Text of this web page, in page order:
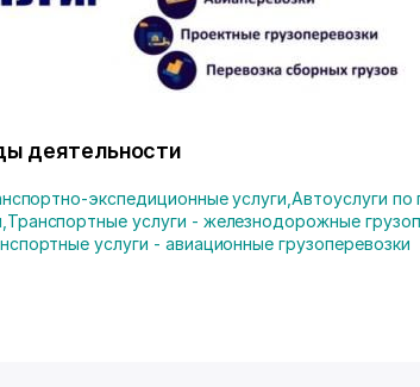
деятельности
экспедиционные услуги ,Автоуслуги по
Транспортные услуги - железнодорожные
услуги - авиационные грузоперевозки